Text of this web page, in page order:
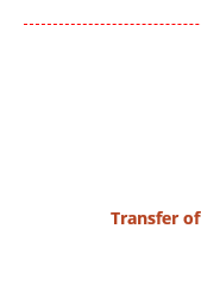
Transfer